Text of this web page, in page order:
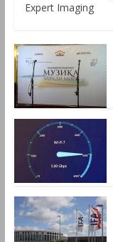
Expert Imaging